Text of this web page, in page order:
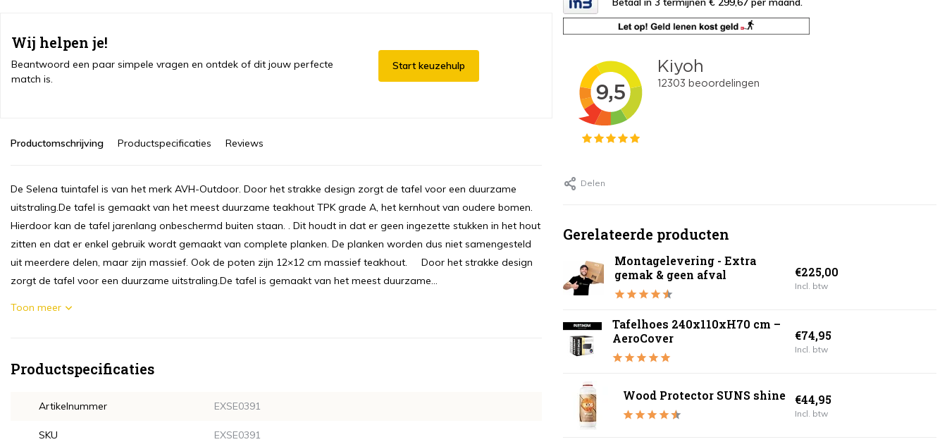
Wij helpen je!
Beantwoord een paar simpele vragen en ontdek of dit jouw perfecte
match is.
Start keuzehulp
Productomschrijving Productspecificaties Reviews
De Selena tuintafel is van het merk AVH-Outdoor. Door het strakke design zorgt de tafel voor een duurzame
uitstraling.De tafel is gemaakt van het meest duurzame teakhout TPK grade A, het kernhout van oudere bomen.
Hierdoor kan de tafel jarenlang onbeschermd buiten staan. . Dit houdt in dat er geen ingezette stukken in het hout
zitten en dat er enkel gebruik wordt gemaakt van complete planken. De planken worden dus niet samengesteld
uit meerdere delen, maar zijn massief. Ook de poten zijn 12×12 cm massief teakhout. Door het strakke design
zorgt de tafel voor een duurzame uitstraling.De tafel is gemaakt van het meest duurzame...
Toon meer
Productspecificaties
Artikelnummer EXSE0391
SKU EXSE0391
Delen
Gerelateerde producten
Montagelevering - Extra
gemak & geen afval
€225,00
Incl. btw
Tafelhoes 240x110xH70 cm –
AeroCover
€74,95
Incl. btw
Wood Protector SUNS shine €44,95
Incl. btw